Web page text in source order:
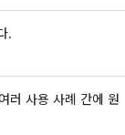
.
러 사용 사례 간에 원